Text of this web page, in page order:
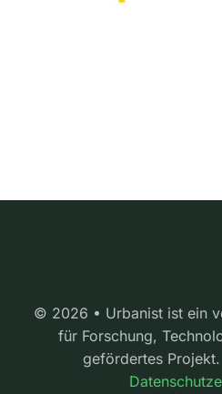
© 2026 • Urbanist ist ein
für Forschung,
gefördertes Projekt.